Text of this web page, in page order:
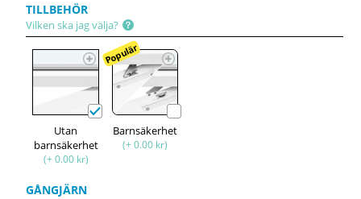
TILLBEHÖR
Vilken ska jag välja?
Utan
barnsäkerhet
(+ 0.00 kr)
Populär
Barnsäkerhet
(+ 0.00 kr)
GÅNGJÄRN